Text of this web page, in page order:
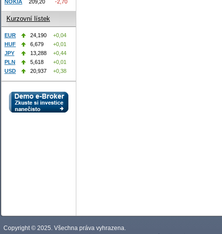
NOKIA
209,20 -2,70
Kurzovní lístek
EUR 24,190
+0,04
HUF
6,679
+0,01
JPY
13,288
+0,44
PLN
5,618
+0,01
USD
20,937 +0,38
Copyright © 2025. Všechna práva vyhrazena.